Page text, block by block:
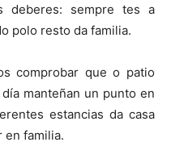
deberes: sempre tes a
polo resto da familia.
comprobar que o patio
manteñan un punto en
estancias da casa
en familia.